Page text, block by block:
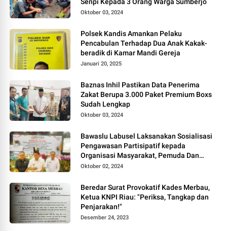
Oktober 03, 2024
Polsek Kandis Amankan Pelaku
Pencabulan Terhadap Dua Anak Kakak-
beradik di Kamar Mandi Gereja
Januari 20, 2025
Baznas Inhil Pastikan Data Penerima
Zakat Berupa 3.000 Paket Premium Boxs
Sudah Lengkap
Oktober 03, 2024
Bawaslu Labusel Laksanakan Sosialisasi
Pengawasan Partisipatif kepada
Organisasi Masyarakat, Pemuda Dan
Agama Pada pilkada Serentak 2024
Oktober 02, 2024
Beredar Surat Provokatif Kades Merbau,
Ketua KNPI Riau: "Periksa, Tangkap dan
Penjarakan!"
Desember 24, 2023